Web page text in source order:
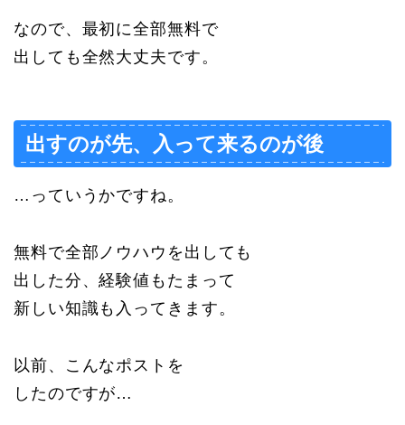
なので、最初に全部無料で
出しても全然大丈夫です。
出すのが先、入って来るのが後
…っていうかですね。
無料で全部ノウハウを出しても
出した分、経験値もたまって
新しい知識も入ってきます。
以前、こんなポストを
したのですが…